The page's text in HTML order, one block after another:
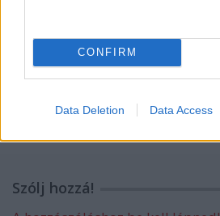
CONFIRM
Data Deletion Data Access
Szólj hozzá!